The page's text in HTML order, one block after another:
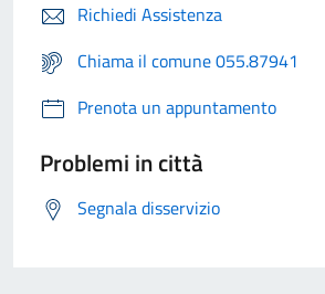
Richiedi Assistenza
Chiama il comune 055.87941
Prenota un appuntamento
Problemi in città
Segnala disservizio